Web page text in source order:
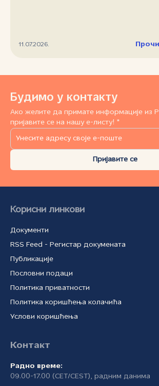
11.07.2026.
Будимо у контакту
Ако желите да примате информације из
пријавите се на нашу е-листу! *
Пријавите се
Корисни линкови
Документи
RSS Feed - Регистар докумената
Публикације
Пословни подаци
Политика приватности
Политика коришћења колачића
Услови коришћења
Контакт
Радно време:
09.00-17.00 (CET/CEST), радним данима